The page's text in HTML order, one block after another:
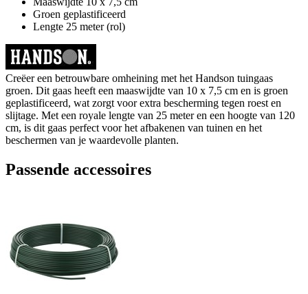
Groen geplastificeerd
Lengte 25 meter (rol)
Creëer een betrouwbare omheining met het Handson tuingaas
groen. Dit gaas heeft een maaswijdte van 10 x 7,5 cm en is groen
geplastificeerd, wat zorgt voor extra bescherming tegen roest en
slijtage. Met een royale lengte van 25 meter en een hoogte van 120
cm, is dit gaas perfect voor het afbakenen van tuinen en het
beschermen van je waardevolle planten.
Passende accessoires